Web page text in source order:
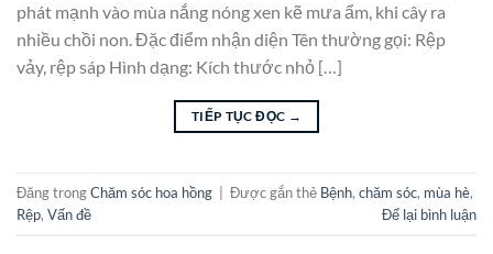
phát mạnh vào mùa nắng nóng xen kẽ mưa ẩm, khi cây ra
nhiều chồi non. Đặc điểm nhận diện Tên thường gọi: Rệp
vảy, rệp sáp Hình dạng: Kích thước nhỏ […]
TIẾP TỤC ĐỌC →
Đăng trongChăm sóc hoa hồng Được gắn thẻ Bệnh, chăm sóc, mùa hè,
Rệp, Vấn đề Để lại bình luận